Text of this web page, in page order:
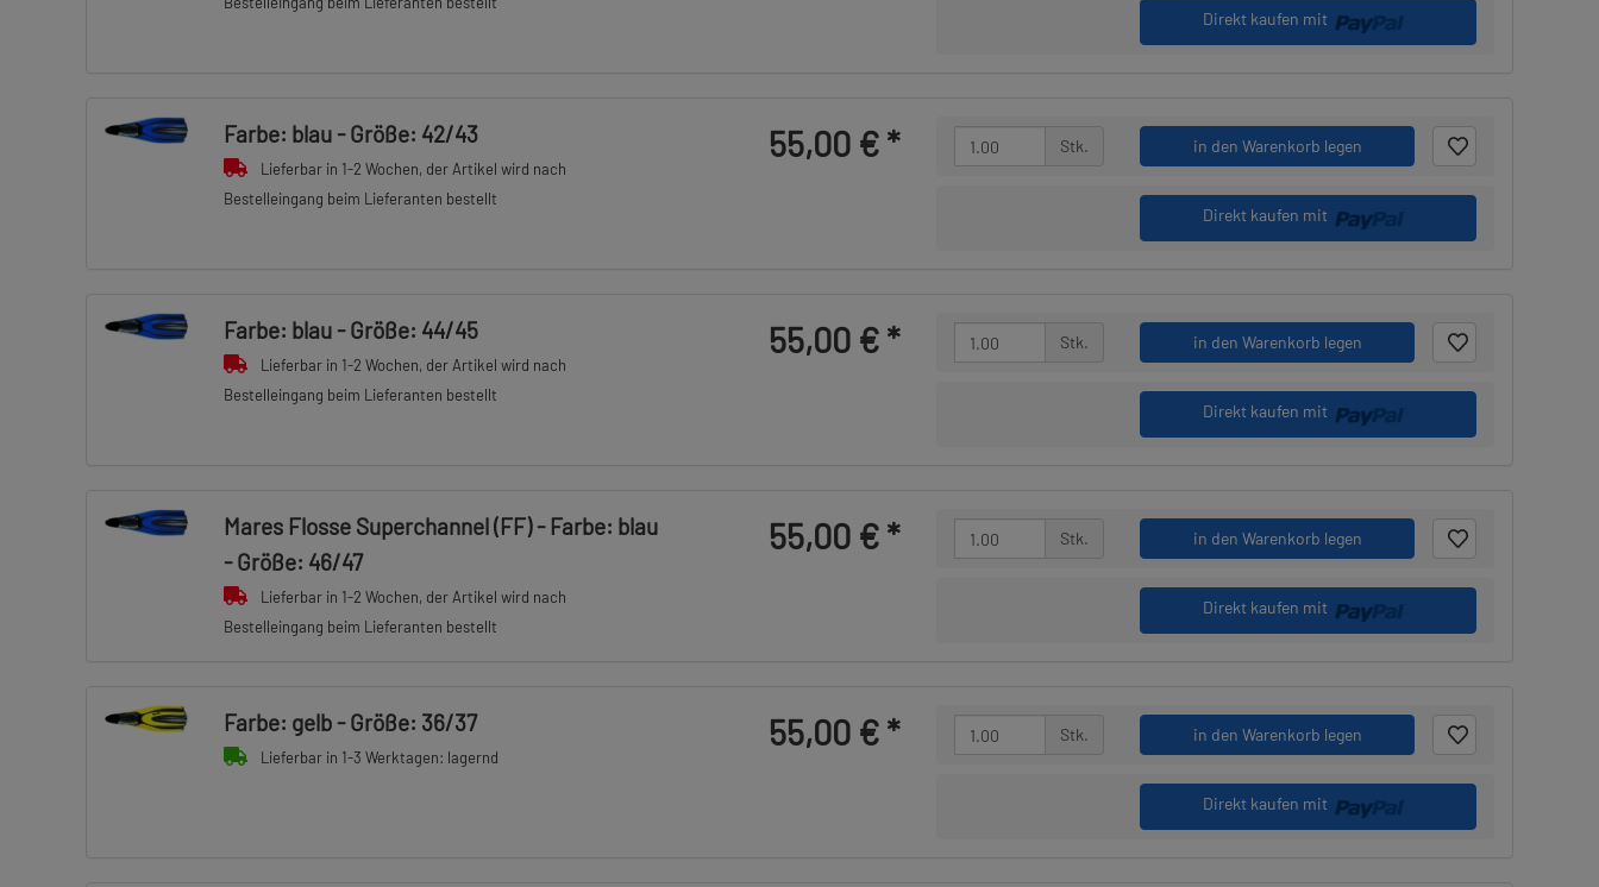
Direkt kaufen mit
Farbe: blau - Größe: 42/43
Lieferbar in 1-2 Wochen, der Artikel wird nach
Bestelleingang beim Lieferanten bestellt
55,00 €* Stk. in den Warenkorb legen
Direkt kaufen mit
Farbe: blau - Größe: 44/45
Lieferbar in 1-2 Wochen, der Artikel wird nach
Bestelleingang beim Lieferanten bestellt
55,00 €* Stk. in den Warenkorb legen
Direkt kaufen mit
Mares Flosse Superchannel (FF) - Farbe: blau
- Größe: 46/47
Lieferbar in 1-2 Wochen, der Artikel wird nach
Bestelleingang beim Lieferanten bestellt
55,00 €* Stk. in den Warenkorb legen
Direkt kaufen mit
Farbe: gelb - Größe: 36/37
Lieferbar in 1-3 Werktagen: lagernd
55,00 €* Stk. in den Warenkorb legen
Direkt kaufen mit